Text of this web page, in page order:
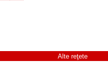
Alte reţete